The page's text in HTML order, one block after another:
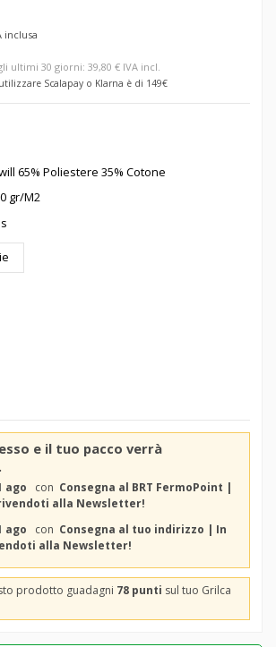
inclusa
ultimi 30 giorni: 39,80 € IVA incl.
Scalapay o Klarna è di 149€
65% Poliestere 35% Cotone
gr/M2
e il tuo pacco verrà
ago con Consegna al BRT FermoPoint |
alla Newsletter!
ago con Consegna al tuo indirizzo | In
alla Newsletter!
prodotto guadagni 78 punti sul tuo Grilca